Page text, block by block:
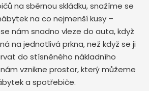
na sběrnou skládku, snažíme se
na co nejmenší kusy –
nám snadno vleze do auta, když
na jednotlivá prkna, než když se ji
do stísněného nákladního
vznikne prostor, který můžeme
a spotřebiče.